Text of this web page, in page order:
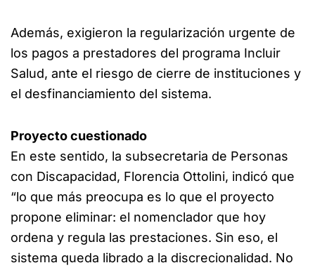
Además, exigieron la regularización urgente de
los pagos a prestadores del programa Incluir
Salud, ante el riesgo de cierre de instituciones y
el desfinanciamiento del sistema.
Proyecto cuestionado
En este sentido, la subsecretaria de Personas
con Discapacidad, Florencia Ottolini, indicó que
“lo que más preocupa es lo que el proyecto
propone eliminar: el nomenclador que hoy
ordena y regula las prestaciones. Sin eso, el
sistema queda librado a la discrecionalidad. No